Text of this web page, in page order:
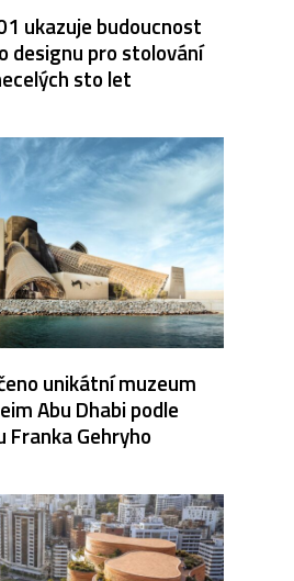
ukazuje budoucnost
designu pro stolování
sto let
unikátní muzeum
Abu Dhabi podle
Franka Gehryho